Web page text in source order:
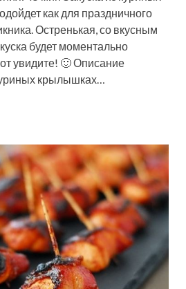
как для праздничного
Остренькая, со вкусным
будет моментально
увидите! 🙂 Описание
крылышках…